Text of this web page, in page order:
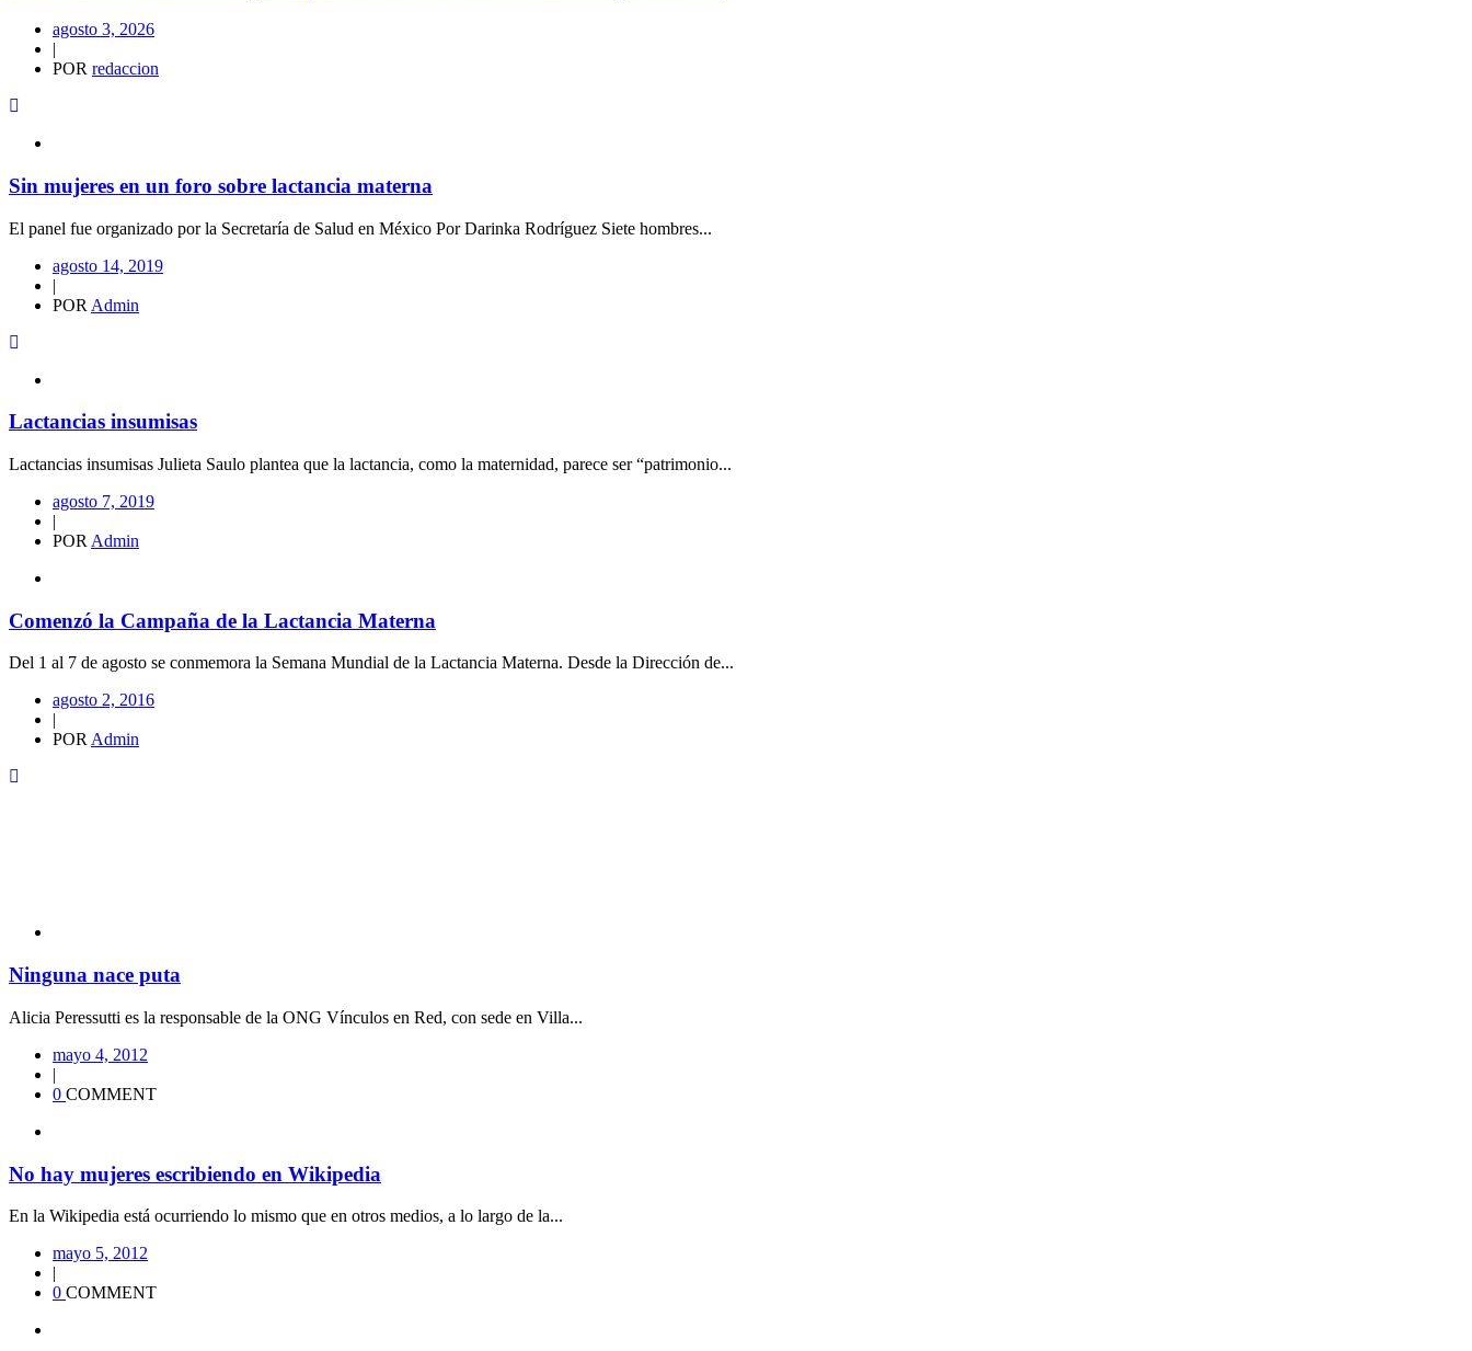
agosto 3, 2026
|
POR redaccion
Sin mujeres en un foro sobre lactancia materna
El panel fue organizado por la Secretaría de Salud en México Por Darinka Rodríguez Siete hombres...
agosto 14, 2019
|
POR Admin
Lactancias insumisas
Lactancias insumisas Julieta Saulo plantea que la lactancia, como la maternidad, parece ser “patrimonio...
agosto 7, 2019
|
POR Admin
Comenzó la Campaña de la Lactancia Materna
Del 1 al 7 de agosto se conmemora la Semana Mundial de la Lactancia Materna. Desde la Dirección de...
agosto 2, 2016
|
PORAdmin
Ninguna nace puta
Alicia Peressutti es la responsable de la ONG Vínculos en Red, con sede en Villa...
mayo 4, 2012
|
0 COMMENT
No hay mujeres escribiendo en Wikipedia
En la Wikipedia está ocurriendo lo mismo que en otros medios, a lo largo de la...
mayo 5, 2012
|
0 COMMENT